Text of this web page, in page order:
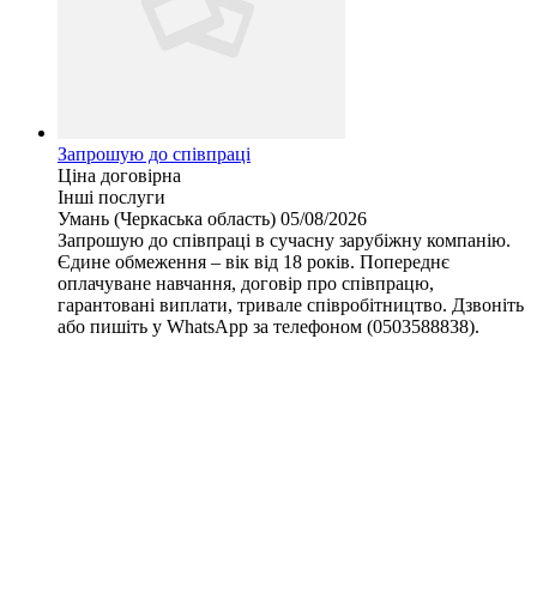
Запрошую до співпраці
Ціна договірна
Інші послуги
Умань (Черкаська область) 05/08/2026
Запрошую до співпраці в сучасну зарубіжну компанію.
Єдине обмеження – вік від 18 років. Попереднє
оплачуване навчання, договір про співпрацю,
гарантовані виплати, тривале співробітництво. Дзвоніть
або пишіть у WhatsApp за телефоном (0503588838).